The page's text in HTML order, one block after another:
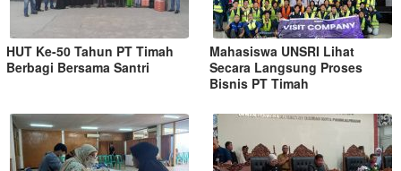
HUT Ke-50 Tahun PT Timah
Berbagi Bersama Santri
Mahasiswa UNSRI Lihat
Secara Langsung Proses
Bisnis PT Timah